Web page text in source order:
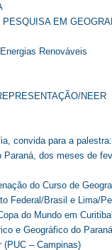
EM
Renováveis
NEER
convida para a palestra:
dos meses de
do Curso de
Federal/Brasil e Lima/
do Mundo em
e Geográfico do Paraná
(PUC – Campinas)